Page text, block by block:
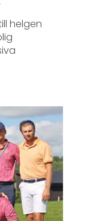
helgen